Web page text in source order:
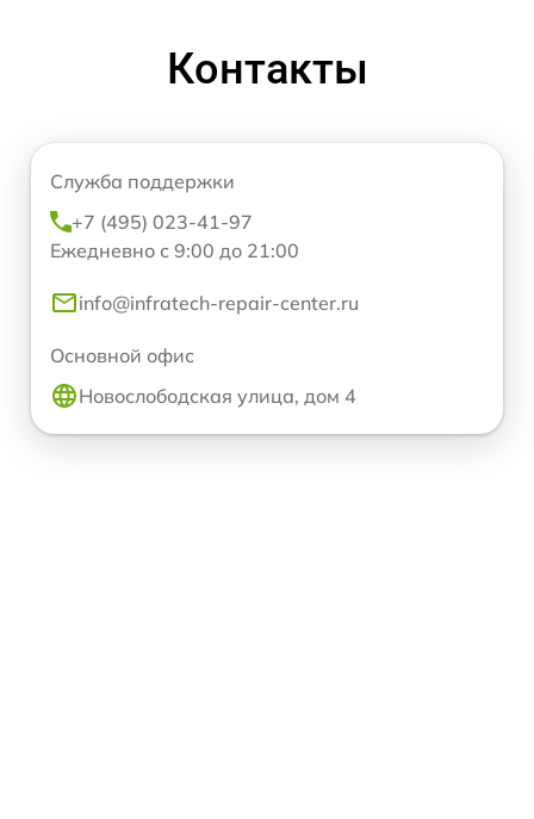
Контакты
Служба поддержки
+7 (495) 023-41-97
Ежедневно с 9:00 до 21:00
info@infratech-repair-center.ru
Основной офис
Новослободская улица, дом 4